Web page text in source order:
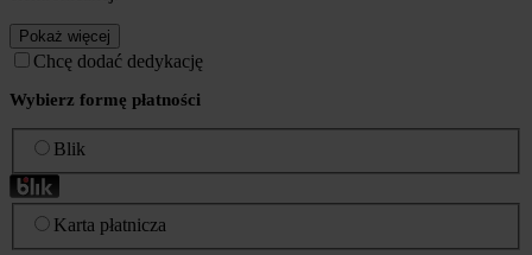
Pokaż więcej
Chcę dodać dedykację
Wybierz formę płatności
Blik
Karta płatnicza